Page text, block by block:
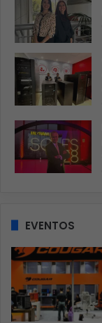
EVENTOS